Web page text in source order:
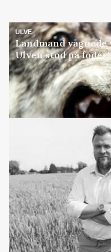
ULVE
Landmand
Ulven stod på